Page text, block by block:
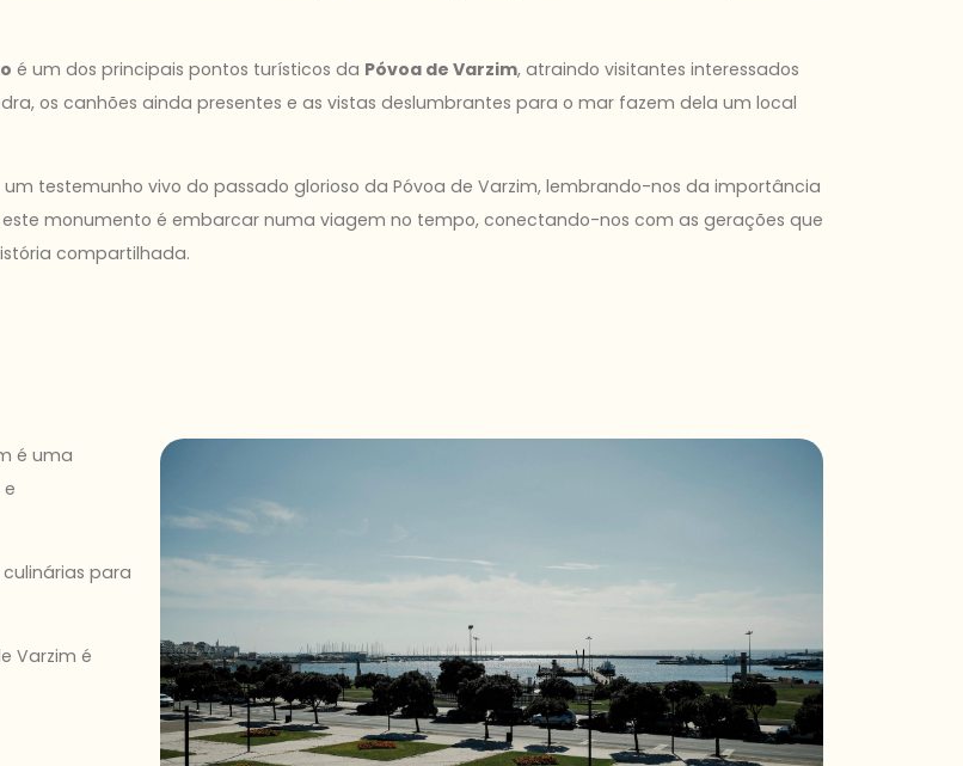
é um dos principais pontos turísticos da Póvoa de Varzim, atraindo visitantes interessados
os canhões ainda presentes e as vistas deslumbrantes para o mar fazem dela um local
testemunho vivo do passado glorioso da Póvoa de Varzim, lembrando-nos da importância
monumento é embarcar numa viagem no tempo, conectando-nos com as gerações que
compartilhada.
é uma
para
Varzim é